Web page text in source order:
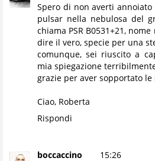
Spero di non averti
pulsar nella nebulosa del
chiama PSR B0531+21,
dire il vero, specie per una
comunque, sei riuscito a
mia spiegazione
grazie per aver sopportato
Ciao, Roberta
Rispondi
boccaccino
15:26